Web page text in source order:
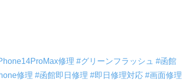
修理 #グリーンフラッシュ #函館
修理 #函館即日修理 #即日修理対応 #画面修理